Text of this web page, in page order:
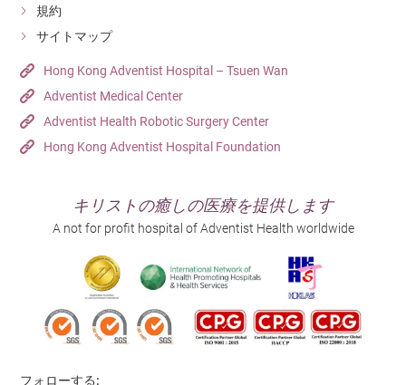
規約
サイトマップ
Hong Kong Adventist Hospital – Tsuen Wan
Adventist Medical Center
Adventist Health Robotic Surgery Center
Hong Kong Adventist Hospital Foundation
キリストの癒しの医療を提供します
A not for profit hospital of Adventist Health worldwide
フォローする: